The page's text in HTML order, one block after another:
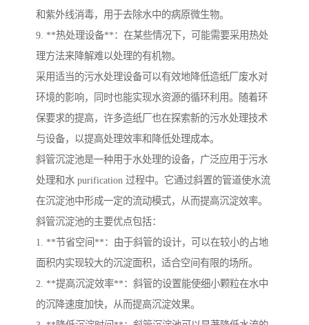
和紫外线消毒，用于去除水中的病原微生物。
9. **热处理设备**：在某些情况下，可能需要采用热处
理方法来降解难以处理的有机物。
采用适当的污水处理设备可以有效地降低造纸厂废水对
环境的影响，同时也能实现水资源的循环利用。随着环
保要求的提高，许多造纸厂也在探索新的污水处理技术
与设备，以提高处理效率和降低处理成本。
斜管沉淀池是一种用于水处理的设备，广泛应用于污水
处理和水 purification 过程中。它通过斜置的管道使水流
在沉淀池中形成一定的流动模式，从而提高沉淀效率。
斜管沉淀池的主要优点包括：
1. **节省空间**：由于斜管的设计，可以在较小的占地
面积内实现较大的沉淀面积，适合空间有限的场所。
2. **提高沉淀效率**：斜管的设置能使细小颗粒在水中
的沉降速度加快，从而提高沉淀效果。